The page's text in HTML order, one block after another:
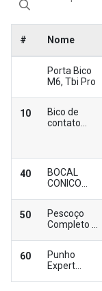
# Nome
Porta Bico
M6, Tbi Pro
10
Bico de
contato
40
BOCAL
CONICO
153/253
50
Pescoço
Completo -
60
Punho
Expert